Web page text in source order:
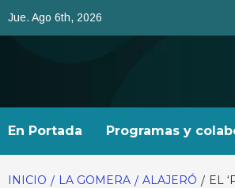
Jue. Ago 6th, 2026
En Portada Programas y
INICIO LA GOMERA ALAJERÓ EL